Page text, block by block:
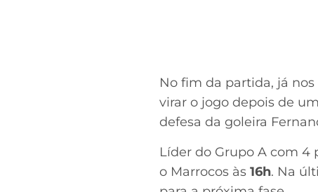
No fim da partida, já
virar o jogo depois de
defesa da goleira
Líder do Grupo A com 4
o Marrocos às 16h. Na